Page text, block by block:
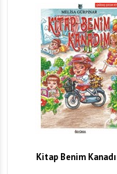
Kitap Benim